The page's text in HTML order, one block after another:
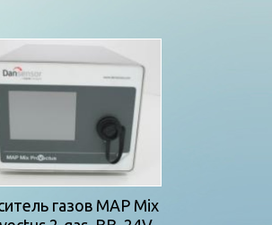
газов MAP Mix